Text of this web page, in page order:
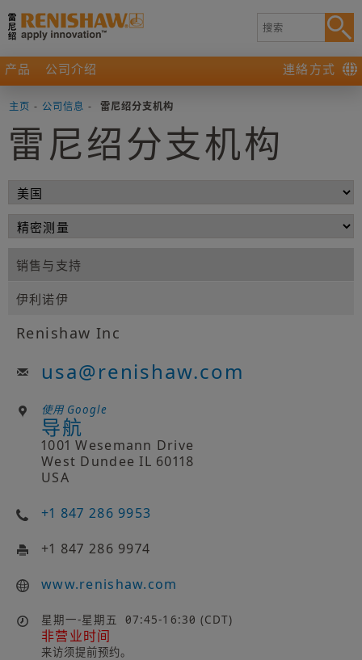
产品 公司介绍 連絡方式
主页 - 公司信息 - 雷尼绍分支机构
雷尼绍分支机构
销售与支持
伊利诺伊
Renishaw Inc
usa@renishaw.com
使用 Google
导航
1001 Wesemann Drive
West Dundee IL 60118
USA
+1 847 286 9953
+1 847 286 9974
www.renishaw.com
星期一-星期五 07:45-16:30 (CDT)
非营业时间
来访须提前预约。